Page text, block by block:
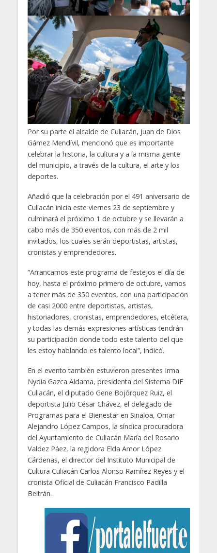
Por su parte el alcalde de Culiacán, Juan de Dios
Gámez Mendívil, mencionó que es importante
celebrar la historia, la cultura y a la misma gente
del municipio, a través de la cultura, el arte y los
deportes.
Añadió que la celebración por el 491 aniversario de
Culiacán inicia este viernes 23 de septiembre y
culminará el próximo 1 de octubre y se llevarán a
cabo más de 350 eventos, con más de 2 mil
invitados, los cuales serán deportistas, artistas,
cronistas y emprendedores.
“Arrancamos este programa de festejos el día de
hoy, hasta el próximo primero de octubre, vamos
a tener más de 350 eventos, con una participación
de casi 2000 entre deportistas, artistas,
historiadores, cronistas, emprendedores, etcétera,
y todas las demás expresiones artísticas tendrán
su participación donde todo este talento del que
les estoy hablando es talento local”, indicó.
En el evento también estuvieron presentes Irma
Nydia Gazca Aldama, presidenta del Sistema DIF
Culiacán, el diputado Gene Bojórquez Ruiz, el
deportista Julio César Chávez, el delegado de
Programas para el Bienestar en Sinaloa, Omar
Alejandro López Campos, la síndica procuradora
del Ayuntamiento de Culiacán María del Rosario
Valdez Páez, la regidora Elda Amor López
Cárdenas, el director del Instituto Municipal de
Cultura Culiacán Carlos Alonso Ramírez Reyes y el
cronista Oficial de Culiacán Francisco Padilla
Beltrán.